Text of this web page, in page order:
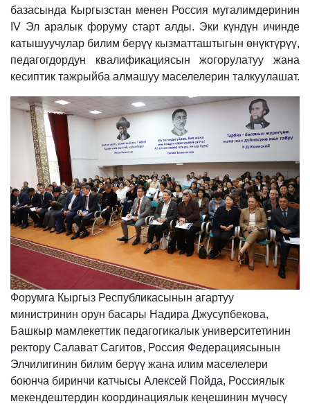
базасында Кыргызстан менен Россия мугалимдеринин
IV Эл аралык форуму старт алды. Эки күндүн ичинде
катышуучулар билим берүү кызматташтыгын өнүктүрүү,
педагогдордун квалификациясын жогорулатуу жана
кесиптик тажрыйба алмашуу маселелерин талкуулашат.
Форумга Кыргыз Республикасынын агартуу
министринин орун басары Надира Джусупбекова,
Башкыр мамлекеттик педагогикалык университетинин
ректору Салават Сагитов, Россия Федерациясынын
Элчилигинин билим берүү жана илим маселелери
боюнча биринчи катчысы Алексей Пойда, Россиялык
мекендештердин координациялык кеңешинин мүчөсү